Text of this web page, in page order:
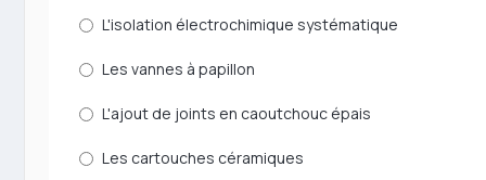
L'isolation électrochimique systématique
Les vannes à papillon
L'ajout de joints en caoutchouc épais
Les cartouches céramiques